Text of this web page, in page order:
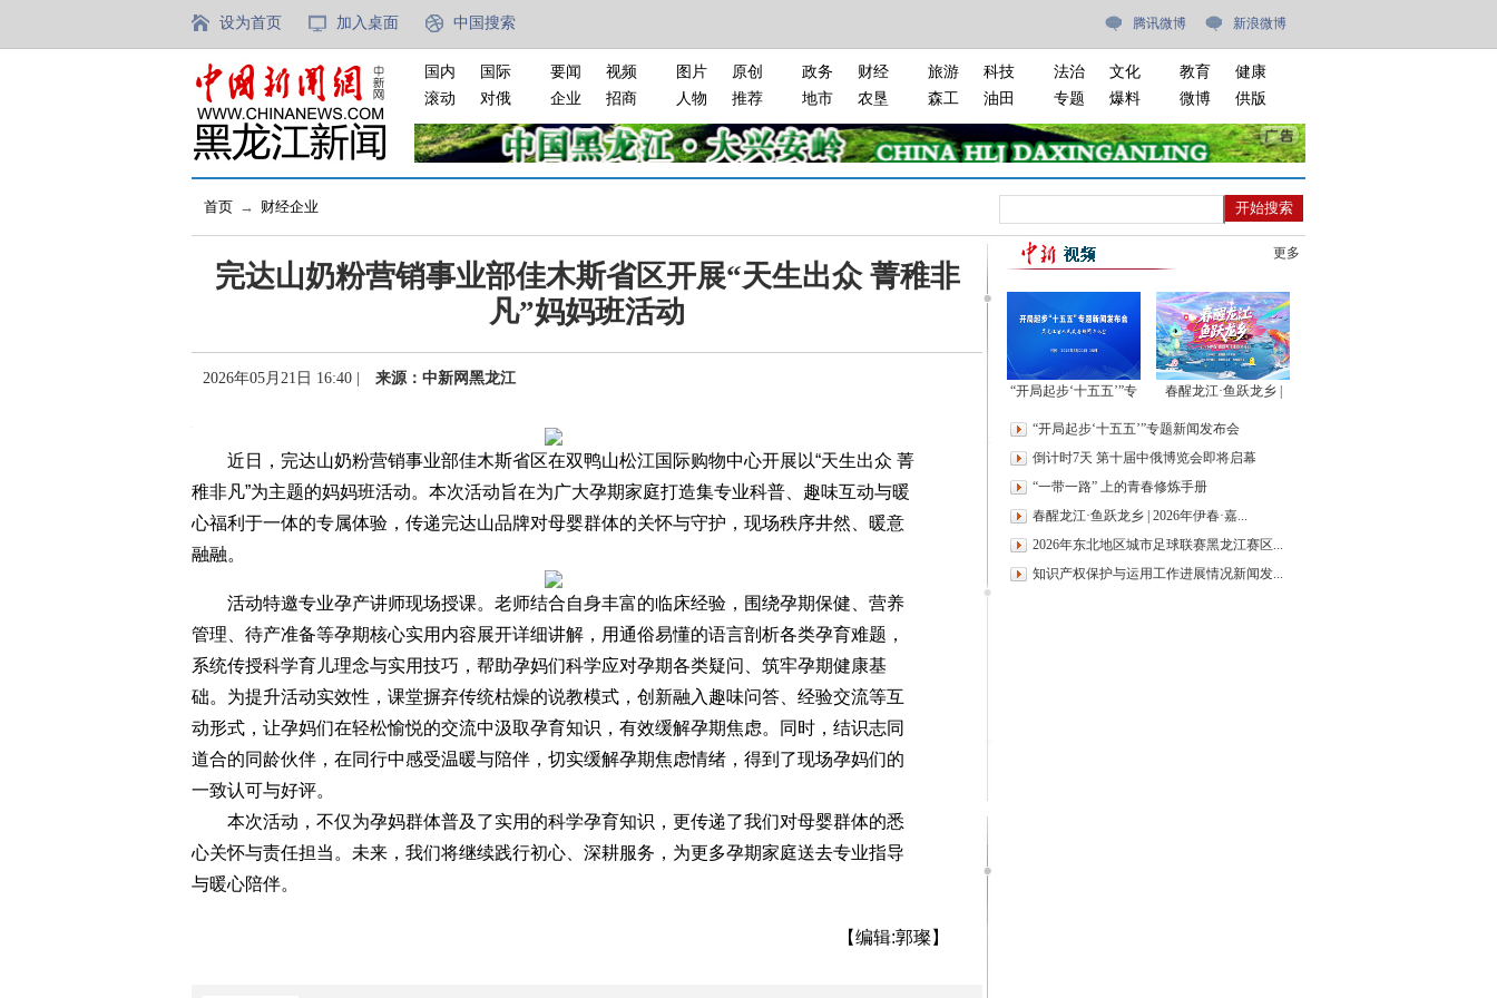
设为首页 加入桌面 中国搜索 腾讯微博 新浪微博
国内
国际
滚动
对俄
要闻
视频
企业
招商
图片
原创
人物
推荐
政务
财经
地市
农垦
旅游
科技
森工
油田
法治
文化
专题
爆料
教育
健康
微博
供版
首页 → 财经企业
完达山奶粉营销事业部佳木斯省区开展“天生出众 菁稚非
凡”妈妈班活动
2026年05月21日 16:40 | 来源：中新网黑龙江
近日，完达山奶粉营销事业部佳木斯省区在双鸭山松江国际购物中心开展以“天生出众 菁
稚非凡”为主题的妈妈班活动。本次活动旨在为广大孕期家庭打造集专业科普、趣味互动与暖
心福利于一体的专属体验，传递完达山品牌对母婴群体的关怀与守护，现场秩序井然、暖意
融融。
活动特邀专业孕产讲师现场授课。老师结合自身丰富的临床经验，围绕孕期保健、营养
管理、待产准备等孕期核心实用内容展开详细讲解，用通俗易懂的语言剖析各类孕育难题，
系统传授科学育儿理念与实用技巧，帮助孕妈们科学应对孕期各类疑问、筑牢孕期健康基
础。为提升活动实效性，课堂摒弃传统枯燥的说教模式，创新融入趣味问答、经验交流等互
动形式，让孕妈们在轻松愉悦的交流中汲取孕育知识，有效缓解孕期焦虑。同时，结识志同
道合的同龄伙伴，在同行中感受温暖与陪伴，切实缓解孕期焦虑情绪，得到了现场孕妈们的
一致认可与好评。
本次活动，不仅为孕妈群体普及了实用的科学孕育知识，更传递了我们对母婴群体的悉
心关怀与责任担当。未来，我们将继续践行初心、深耕服务，为更多孕期家庭送去专业指导
与暖心陪伴。
【编辑:郭璨】
更多
“开局起步‘十五五’”专
春醒龙江·鱼跃龙乡 |
主题文化日
“开局起步‘十五五’”专题新闻发布会
倒计时7天 第十届中俄博览会即将启幕
“一带一路” 上的青春修炼手册
春醒龙江·鱼跃龙乡 | 2026年伊春·嘉...
2026年东北地区城市足球联赛黑龙江赛区...
知识产权保护与运用工作进展情况新闻发...